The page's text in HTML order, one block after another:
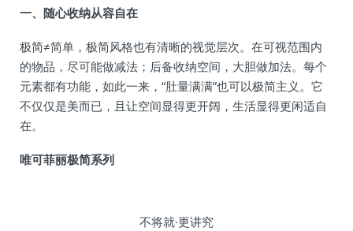
一、随心收纳从容自在
极简≠简单，极简风格也有清晰的视觉层次。在可视范围内
的物品，尽可能做减法；后备收纳空间，大胆做加法。每个
元素都有功能，如此一来，“肚量满满”也可以极简主义。它
不仅仅是美而已，且让空间显得更开阔，生活显得更闲适自
在。
唯可菲丽极简系列
不将就·更讲究